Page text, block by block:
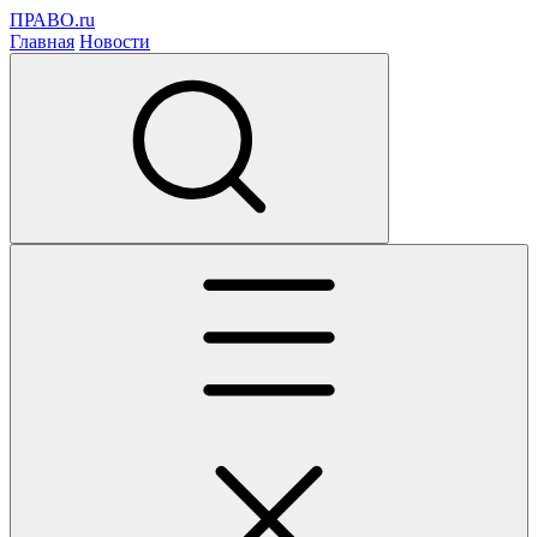
ПРАВО.ru
Главная Новости